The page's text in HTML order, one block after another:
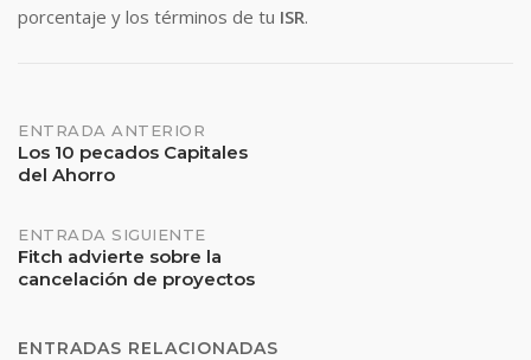
porcentaje y los términos de tu ISR.
Navegación
de
entradas
ENTRADA ANTERIOR
Los 10 pecados Capitales
del Ahorro
ENTRADA SIGUIENTE
Fitch advierte sobre la
cancelación de proyectos
ENTRADAS RELACIONADAS